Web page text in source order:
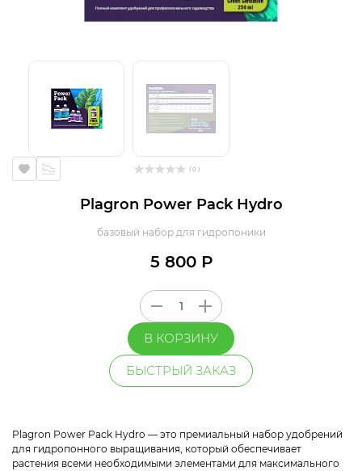
( 0 )
Plagron Power Pack Hydro
базовый набор для гидропоники
5 800 Р
В КОРЗИНУ
БЫСТРЫЙ ЗАКАЗ
Plagron Power Pack Hydro — это премиальный набор удобрений
для гидропонного выращивания, который обеспечивает
растения всеми необходимыми элементами для максимального